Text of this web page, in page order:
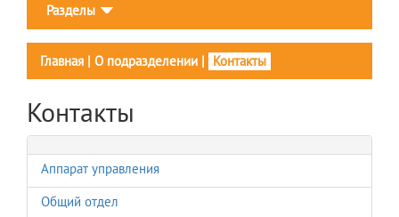
Разделы
Главная | О подразделении | Контакты
Контакты
Аппарат управления
Общий отдел